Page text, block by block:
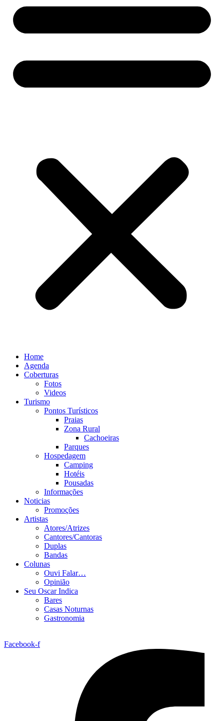
Home
Agenda
Coberturas
Fotos
Videos
Turismo
Pontos Turísticos
Praias
Zona Rural
Cachoeiras
Parques
Hospedagem
Camping
Hotéis
Pousadas
Informações
Noticias
Promoções
Artistas
Atores/Atrizes
Cantores/Cantoras
Duplas
Bandas
Colunas
Ouvi Falar…
Opinião
Seu Oscar Indica
Bares
Casas Noturnas
Gastronomia
Facebook-f